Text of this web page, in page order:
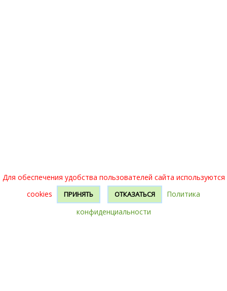
Для обеспечения удобства пользователей сайта используются
cookies
ПРИНЯТЬ ОТКАЗАТЬСЯ
Политика
конфиденциальности